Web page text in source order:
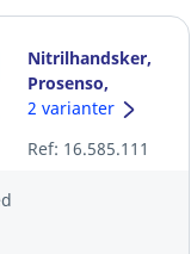
Nitrilhandsker,
Prosenso,
bionedbrydelige,
100 stk
2 varianter
Ref: 16.585.111